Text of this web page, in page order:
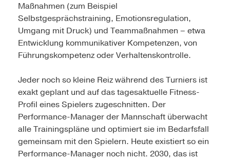
Maßnahmen (zum Beispiel
Selbstgesprächstraining, Emotionsregulation,
Umgang mit Druck) und Teammaßnahmen – etwa
Entwicklung kommunikativer Kompetenzen, von
Führungskompetenz oder Verhaltenskontrolle.
Jeder noch so kleine Reiz während des Turniers ist
exakt geplant und auf das tagesaktuelle Fitness-
Profil eines Spielers zugeschnitten. Der
Performance-Manager der Mannschaft überwacht
alle Trainingspläne und optimiert sie im Bedarfsfall
gemeinsam mit den Spielern. Heute existiert so ein
Performance-Manager noch nicht. 2030, das ist